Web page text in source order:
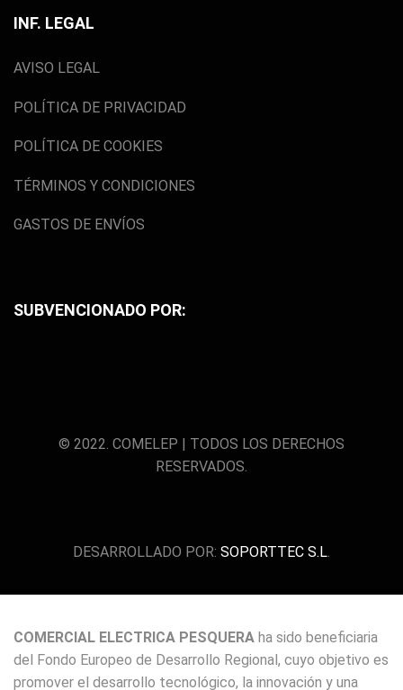
INF. LEGAL
AVISO LEGAL
POLÍTICA DE PRIVACIDAD
POLÍTICA DE COOKIES
TÉRMINOS Y CONDICIONES
GASTOS DE ENVÍOS
SUBVENCIONADO POR:
© 2022. COMELEP | TODOS LOS DERECHOS
RESERVADOS.
DESARROLLADO POR: SOPORTTEC S.L.
COMERCIAL ELECTRICA PESQUERA ha sido beneficiaria
del Fondo Europeo de Desarrollo Regional, cuyo objetivo es
promover el desarrollo tecnológico, la innovación y una